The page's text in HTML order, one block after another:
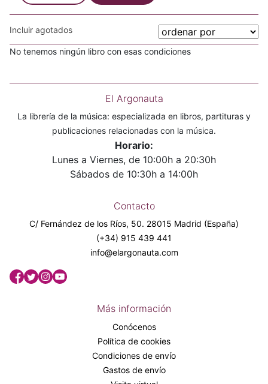
Incluir agotados
No tenemos ningún libro con esas condiciones
El Argonauta
La librería de la música: especializada en libros, partituras y
publicaciones relacionadas con la música.
Horario:
Lunes a Viernes, de 10:00h a 20:30h
Sábados de 10:30h a 14:00h
Contacto
C/ Fernández de los Ríos, 50. 28015 Madrid (España)
(+34) 915 439 441
info@elargonauta.com
Más información
Conócenos
Política de cookies
Condiciones de envío
Gastos de envío